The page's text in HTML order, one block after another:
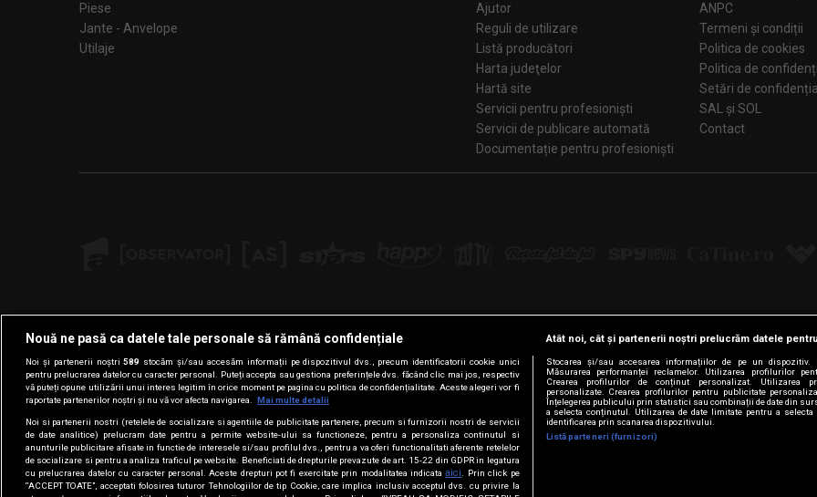
Piese
Jante - Anvelope
Utilaje
Ajutor
Reguli de utilizare
Listă producători
Harta judeţelor
Hartă site
Servicii pentru profesioniști
Servicii de publicare automată
Documentație pentru profesioniști
ANPC
Termeni și condiții
Politica de cookies
Politica de
Setări de
SAL și SOL
Contact
Urmărește-ne pe:
FacebookLinkedInYouTubeInstagramPinterestTiktok
Nouă ne pasă ca datele tale personale să rămână confidențiale
Noi și partenerii noștri589 stocăm și/sau accesăm informații pe dispozitivul dvs., precum identificatorii cookie unici
pentru prelucrarea datelor cu caracter personal. Puteți accepta sau gestiona preferințele dvs. făcând clic mai jos, respectiv
vă puteți opune utilizării unui interes legitim în orice moment pe pagina cu politica de confidențialitate. Aceste alegeri vor fi
raportate partenerilor noștri și nu vă vor afecta navigarea.
Mai multe detalii
Noi si partenerii nostri (retelele de socializare si agentiile de publicitate partenere, precum si furnizorii nostri de servicii
de date analitice) prelucram date pentru a permite website-ului sa functioneze, pentru a personaliza continutul si
anunturile publicitare afisate in functie de interesele si/sau profilul dvs., pentru a va oferi functionalitati aferente retelelor
de socializare si pentru a analiza traficul pe website. Beneficiati de drepturile prevazute de art. 15-22 din GDPR in legatura
cu prelucrarea datelor cu caracter personal. Aceste drepturi pot fi exercitate prin modalitatea indicataaici . Prin click pe
“ACCEPT TOATE”, acceptati folosirea tuturor Tehnologiilor de tip Cookie, care implica inclusiv acceptul dvs. cu privire la
Atât noi, cât și partenerii noștri prelucrăm datele
Stocarea și/sau accesarea informațiilor de pe un dispozitiv.
Măsurarea performanței reclamelor. Utilizarea profilurilor
Crearea profilurilor de conținut personalizat. Utilizarea
personalizate. Crearea profilurilor pentru publicitate
Înțelegerea publicului prin statistici sau combinații de date din
a selecta conținutul. Utilizarea de date limitate pentru a selecta
identificarea prin scanarea dispozitivului.
Listă parteneri (furnizori)